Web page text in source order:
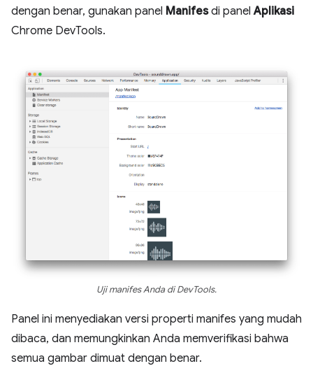
dengan benar, gunakan panel Manifesdi panelAplikasi
Chrome DevTools.
Uji manifes Anda di DevTools.
Panel ini menyediakan versi properti manifes yang mudah
dibaca, dan memungkinkan Anda memverifikasi bahwa
semua gambar dimuat dengan benar.